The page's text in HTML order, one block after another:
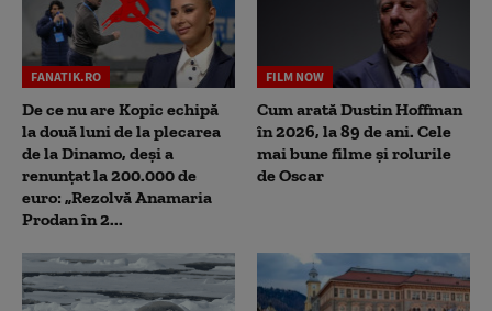
FANATIK.RO
De ce nu are Kopic echipă
la două luni de la plecarea
de la Dinamo, deși a
renunțat la 200.000 de
euro: „Rezolvă Anamaria
Prodan în 2...
FILM NOW
Cum arată Dustin Hoffman
în 2026, la 89 de ani. Cele
mai bune filme și rolurile
de Oscar